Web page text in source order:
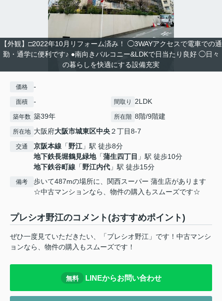
【外観】□2022年10月リフォーム済み！ ◯3WAYアクセスで電車での通
勤・通学に便利です♪ ●南向きバルコニー&LDKで日当たり良好 ◯日々
の暮らしを快適にする設備充実
価格 -
面積 - 間取り 2LDK
築年数 築39年 所在階 8階/9階建
所在地 大阪府大阪市城東区中央２丁目8-7
交通 京阪本線 「野江」駅 徒歩8分
地下鉄長堀鶴見緑地「蒲生四丁目 」駅 徒歩10分
地下鉄谷町線 「野江内代 」駅 徒歩15分
備考
歩いて487mの場所に、関西スーパー 蒲生店があります
☆中古マンションなら、物件の購入もスムーズです☆
プレシオ野江のコメント(おすすめポイント)
ぜひ一度見ていただきたい、「プレシオ野江」です！中古マンシ
ョンなら、物件の購入もスムーズです！
無料 LINEからお問い合わせ